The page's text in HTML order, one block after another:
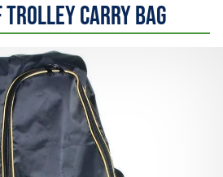
Trolley Carry Bag